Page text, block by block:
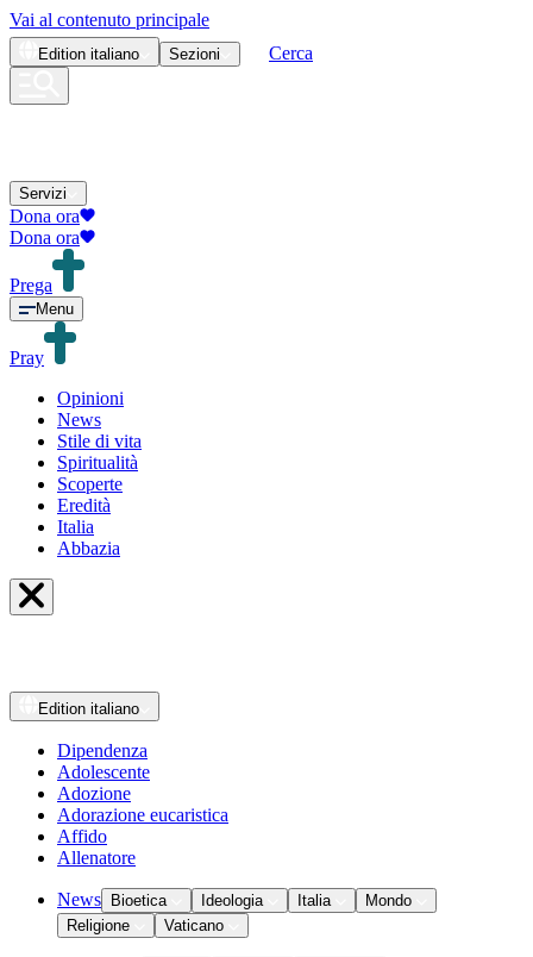
Vai al contenuto principale
Edition italiano Sezioni Cerca
Servizi
Dona ora
Dona ora
Prega
Menu
Pray
Opinioni
News
Stile di vita
Spiritualità
Scoperte
Eredità
Italia
Abbazia
Edition italiano
Dipendenza
Adolescente
Adozione
Adorazione eucaristica
Affido
Allenatore
News Bioetica Ideologia Italia
Mondo
Religione
Vaticano